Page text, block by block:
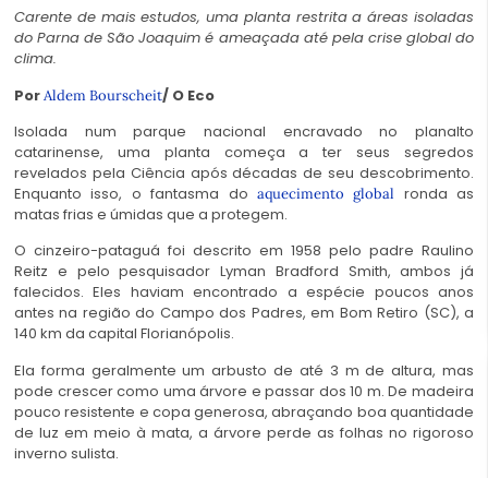
Carente de mais estudos, uma planta restrita a áreas isoladas
do Parna de São Joaquim é ameaçada até pela crise global do
clima.
PorAldem Bourscheit/ O Eco
Isolada num parque nacional encravado no planalto
catarinense, uma planta começa a ter seus segredos
revelados pela Ciência após décadas de seu descobrimento.
Enquanto isso, o fantasma do aquecimento global ronda as
matas frias e úmidas que a protegem.
O cinzeiro-pataguá foi descrito em 1958 pelo padre Raulino
Reitz e pelo pesquisador Lyman Bradford Smith, ambos já
falecidos. Eles haviam encontrado a espécie poucos anos
antes na região do Campo dos Padres, em Bom Retiro (SC), a
140 km da capital Florianópolis.
Ela forma geralmente um arbusto de até 3 m de altura, mas
pode crescer como uma árvore e passar dos 10 m. De madeira
pouco resistente e copa generosa, abraçando boa quantidade
de luz em meio à mata, a árvore perde as folhas no rigoroso
inverno sulista.